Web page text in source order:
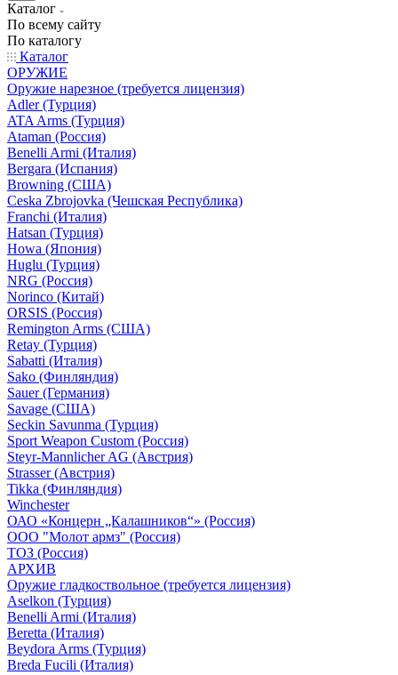
Каталог
По всему сайту
По каталогу
Каталог
ОРУЖИЕ
Оружие нарезное (требуется лицензия)
Adler (Турция)
ATA Arms (Турция)
Ataman (Россия)
Benelli Armi (Италия)
Bergara (Испания)
Browning (США)
Ceska Zbrojovka (Чешская Республика)
Franchi (Италия)
Hatsan (Турция)
Howa (Япония)
Huglu (Турция)
NRG (Россия)
Norinco (Китай)
ORSIS (Россия)
Remington Arms (США)
Retay (Турция)
Sabatti (Италия)
Sako (Финляндия)
Sauer (Германия)
Savage (США)
Seckin Savunma (Турция)
Sport Weapon Custom (Россия)
Steyr-Mannlicher AG (Австрия)
Strasser (Австрия)
Tikka (Финляндия)
Winchester
ОАО «Концерн „Калашников“» (Россия)
ООО "Молот армз" (Россия)
ТОЗ (Россия)
АРХИВ
Оружие гладкоствольное (требуется лицензия)
Aselkon (Турция)
Benelli Armi (Италия)
Beretta (Италия)
Beydora Arms (Турция)
Breda Fucili (Италия)